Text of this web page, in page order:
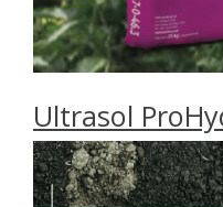
Ultrasol